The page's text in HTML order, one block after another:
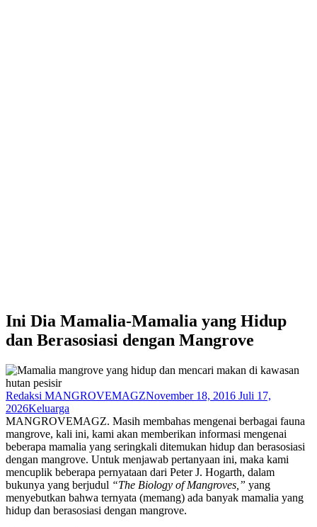
Ini Dia Mamalia-Mamalia yang Hidup
dan Berasosiasi dengan Mangrove
Redaksi MANGROVEMAGZNovember 18, 2016 Juli 17,
2026Keluarga
MANGROVEMAGZ. Masih membahas mengenai berbagai fauna
mangrove, kali ini, kami akan memberikan informasi mengenai
beberapa mamalia yang seringkali ditemukan hidup dan berasosiasi
dengan mangrove. Untuk menjawab pertanyaan ini, maka kami
mencuplik beberapa pernyataan dari Peter J. Hogarth, dalam
bukunya yang berjudul “The Biology of Mangroves,” yang
menyebutkan bahwa ternyata (memang) ada banyak mamalia yang
hidup dan berasosiasi dengan mangrove.